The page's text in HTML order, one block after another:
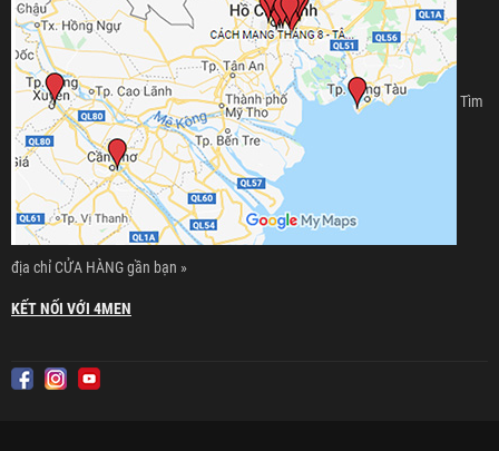
Tìm
địa chỉ CỬA HÀNG gần bạn »
KẾT NỐI VỚI 4MEN